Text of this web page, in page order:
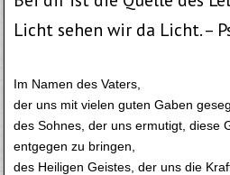
Licht sehen wir da Licht. –
Im Namen des Vaters,
der uns mit vielen guten Gaben
des Sohnes, der uns ermutigt, diese
entgegen zu bringen,
des Heiligen Geistes, der uns die